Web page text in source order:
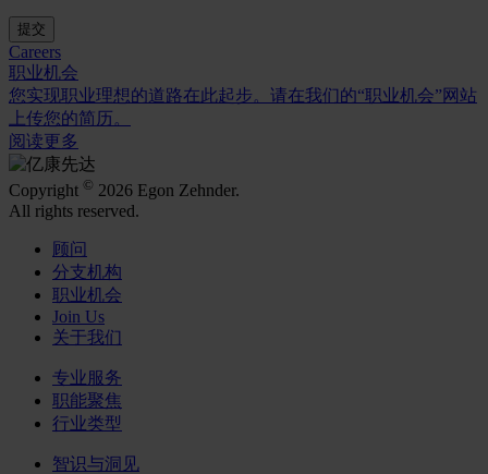
提交
Careers
职业机会
您实现职业理想的道路在此起步。请在我们的“职业机会”网站
上传您的简历。
阅读更多
Copyright © 2026 Egon Zehnder.
All rights reserved.
顾问
分支机构
职业机会
Join Us
关于我们
专业服务
职能聚焦
行业类型
智识与洞见